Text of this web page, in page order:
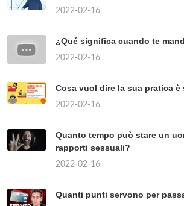
2022-02-16
¿Qué significa cuando te
2022-02-16
Cosa vuol dire la sua pratica è
2022-02-16
Quanto tempo può stare un
rapporti sessuali?
2022-02-16
Quanti punti servono per